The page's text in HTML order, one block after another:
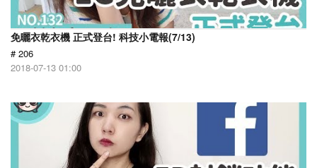
免曬衣乾衣機 正式登台! 科技小電報(7/13)
# 206
2018-07-13 01:00